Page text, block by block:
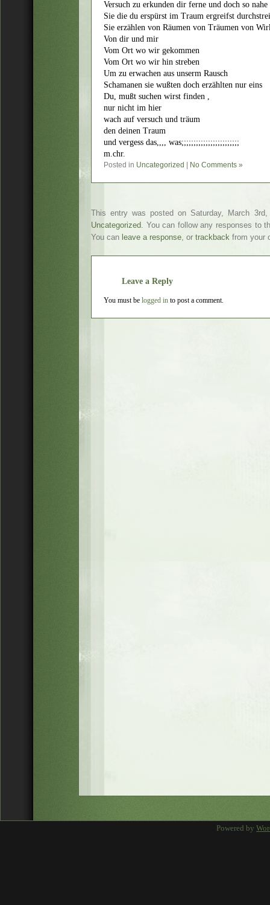
Versuch zu erkunden dir ferne und doch so nahe
Sie die du erspürst im Traum ergreifst
Sie erzählen von Räumen von Träumen von
Von dir und mir
Vom Ort wo wir gekommen
Vom Ort wo wir hin streben
Um zu erwachen aus unserm Rausch
Schamanen sie wußten doch erzählten nur eins
Du, mußt suchen wirst finden ,
nur nicht im hier
wach auf versuch und träum
den deinen Traum
und vergess das,,,, was;;;;;;;;;;;;;;;;;;;;;;;;
m.chr.
Posted in Uncategorized No Comments »
This entry was posted on Saturday, March
Uncategorized. You can follow any responses to
You can leave a response, or trackback from your
Leave a Reply
You must be logged in to post a comment.
Powered by